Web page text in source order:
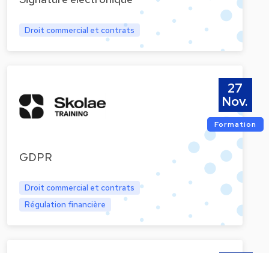
Droit commercial et contrats
GDPR
Droit commercial et contrats
Régulation financière
27
Nov.
Formation